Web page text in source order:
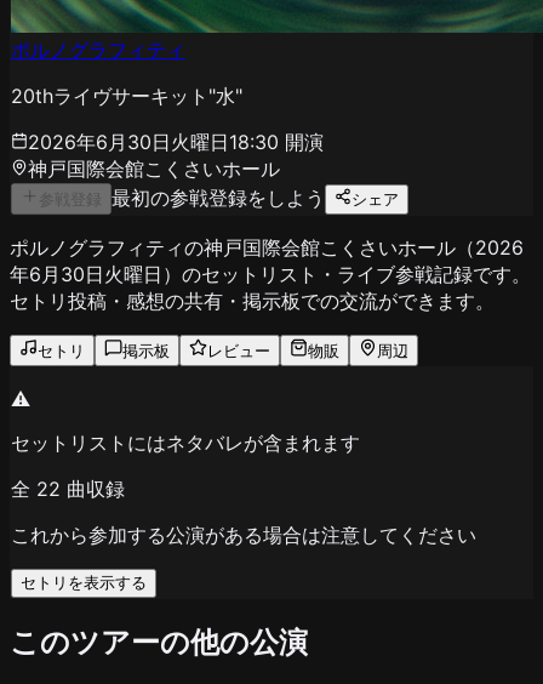
ポルノグラフィティ
20thライヴサーキット"水"
2026年6月30日火曜日18:30 開演
神戸国際会館こくさいホール
参戦登録 最初の参戦登録をしよう シェア
ポルノグラフィティの神戸国際会館こくさいホール（2026
年6月30日火曜日）のセットリスト・ライブ参戦記録です。
セトリ投稿・感想の共有・掲示板での交流ができます。
セトリ 掲示板 レビュー 物販 周辺
⚠️
セットリストにはネタバレが含まれます
全 22 曲収録
これから参加する公演がある場合は注意してください
セトリを表示する
このツアーの他の公演